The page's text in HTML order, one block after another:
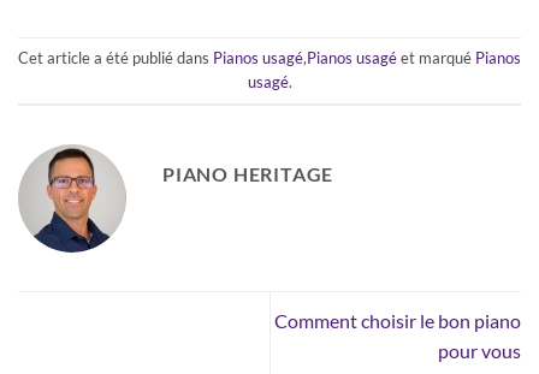
Cet article a été publié dans Pianos usagé,Pianos usagéet marqué Pianos
usagé.
PIANO HERITAGE
Comment choisir le bon piano
pour vous